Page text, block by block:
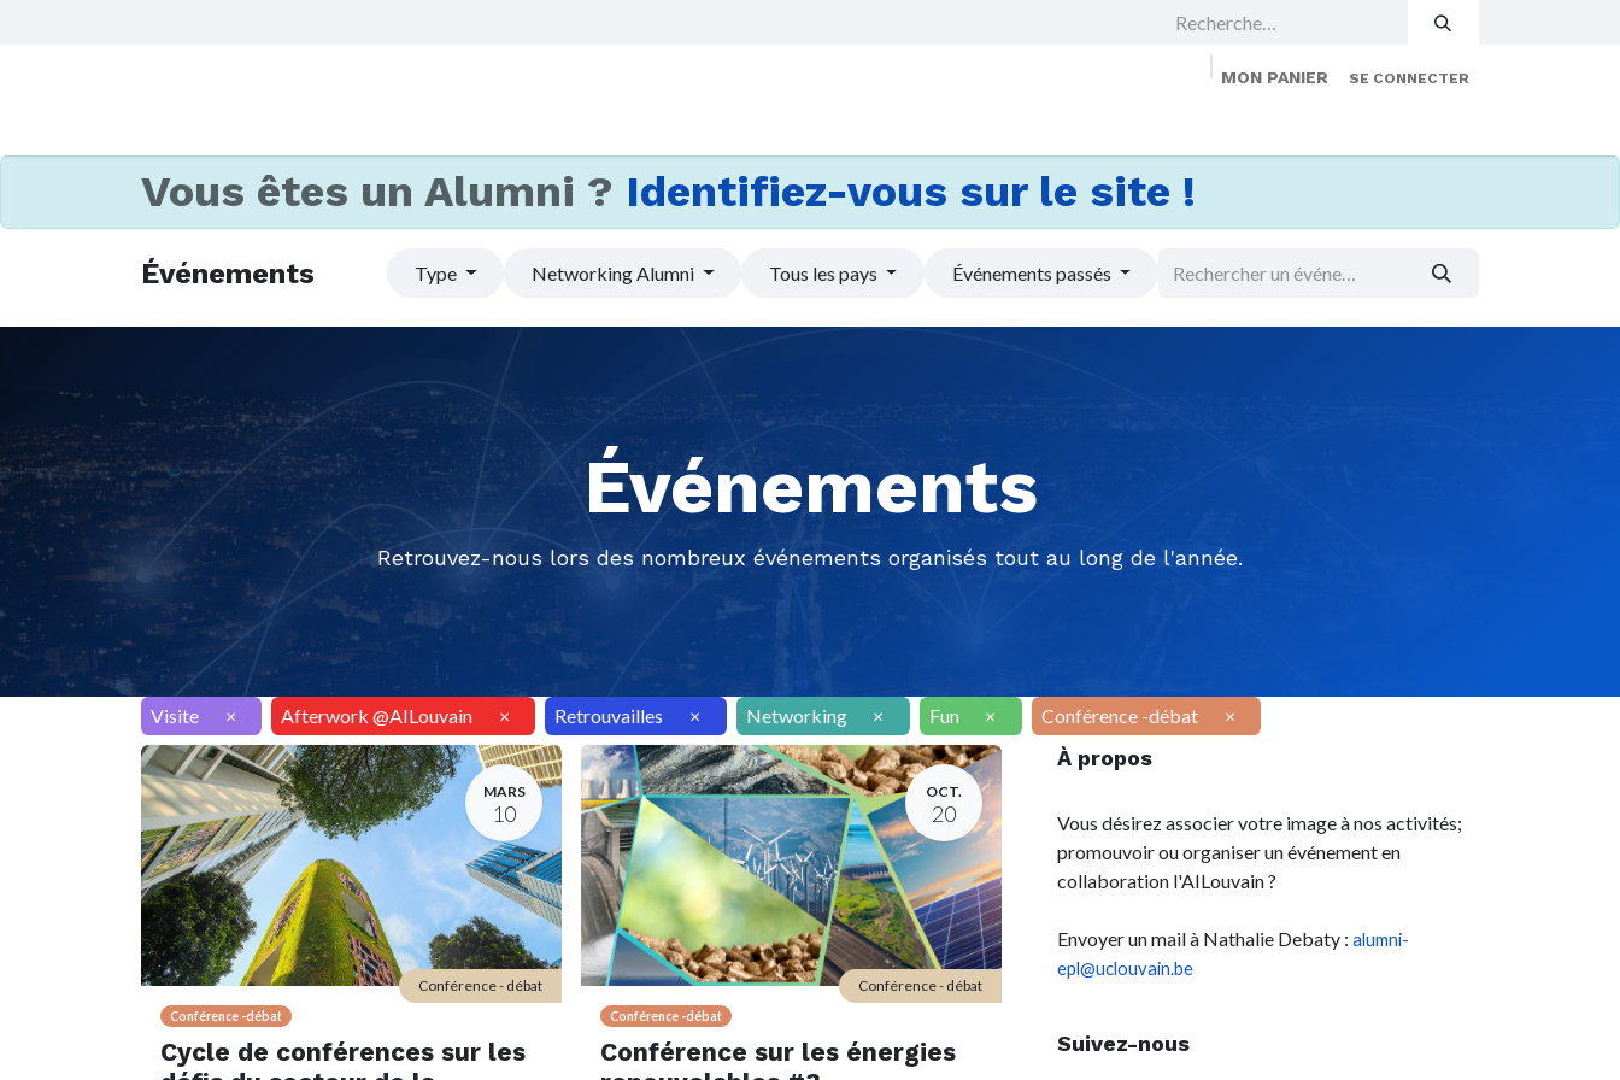
MON PANIER SE CONNECTER
Vous êtes un Alumni ? Identifiez-vous sur le site !
Événements Type Networking Alumni Tous les pays Événements passés
Événements
Retrouvez-nous lors des nombreux événements organisés tout au long de l'année.
Visite × Afterwork @AILouvain × Retrouvailles × Networking × Fun × Conférence -débat ×
MARS
10
Conférence -débat
Cycle de conférences sur les
Conférence - débat
OCT.
20
Conférence -débat
Conférence sur les énergies
Conférence - débat
À propos
Vous désirez associer votre image à nos activités;
promouvoir ou organiser un événement en
collaboration l'AILouvain ?
Envoyer un mail à Nathalie Debaty : alumni-
epl@uclouvain.be
Suivez-nous